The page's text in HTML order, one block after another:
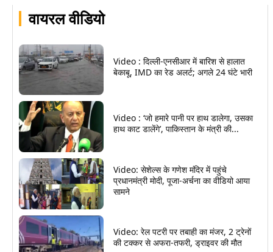
वायरल वीडियो
Video : दिल्ली-एनसीआर में बारिश से हालात
बेकाबू, IMD का रेड अलर्ट; अगले 24 घंटे भारी
Video : ‘जो हमारे पानी पर हाथ डालेगा, उसका
हाथ काट डालेंगे’, पाकिस्तान के मंत्री की...
Video: सेशेल्स के गणेश मंदिर में पहुंचे
प्रधानमंत्री मोदी, पूजा-अर्चना का वीडियो आया
सामने
Video: रेल पटरी पर तबाही का मंजर, 2 ट्रेनों
की टक्कर से अफरा-तफरी, ड्राइवर की मौत